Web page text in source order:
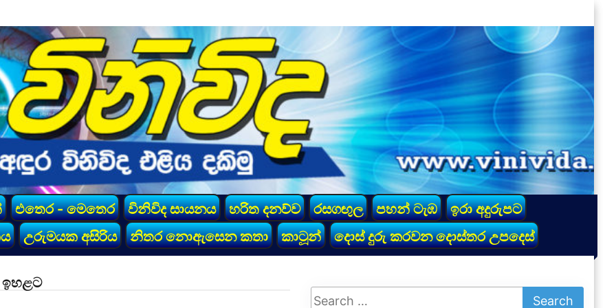
එතෙර - මෙතෙර විනිවිද සායනය හරිත දනව්ව රසගඟුල පහන් ටැඹ
ඉරා අදුරුපට
උරුමයක අසිරිය නිතර නොඇසෙන කතා කාටූන් දොස් දුරු කරවන දොස්තර උපදෙස්
ඉහළට